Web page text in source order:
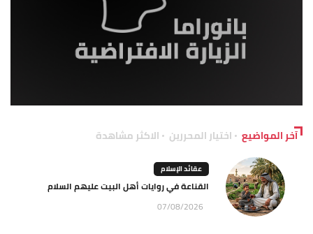
آخر المواضيع اختيار المحررين الاكثر مشاهدة
عقائد الإسلام
القناعة في روايات أهل البيت عليهم السلام
07/08/2026